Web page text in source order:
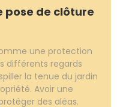
pose de clôture
une protection
différents regards
la tenue du jardin
Avoir une
des aléas.